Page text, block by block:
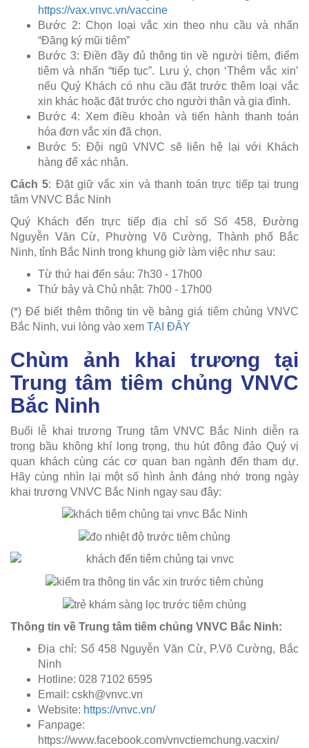
https://vax.vnvc.vn/vaccine
Bước 2: Chọn loại vắc xin theo nhu cầu và nhấn
“Đăng ký mũi tiêm”
Bước 3: Điền đầy đủ thông tin về người tiêm, điểm
tiêm và nhấn “tiếp tục”. Lưu ý, chọn ‘Thêm vắc xin’
nếu Quý Khách có nhu cầu đặt trước thêm loại vắc
xin khác hoặc đặt trước cho người thân và gia đình.
Bước 4: Xem điều khoản và tiến hành thanh toán
hóa đơn vắc xin đã chọn.
Bước 5: Đội ngũ VNVC sẽ liên hệ lại với Khách
hàng để xác nhận.
Cách 5: Đặt giữ vắc xin và thanh toán trực tiếp tại trung
tâm VNVC Bắc Ninh
Quý Khách đến trực tiếp địa chỉ số Số 458, Đường
Nguyễn Văn Cừ, Phường Võ Cường, Thành phố Bắc
Ninh, tỉnh Bắc Ninh trong khung giờ làm việc như sau:
Từ thứ hai đến sáu: 7h30 - 17h00
Thứ bảy và Chủ nhật: 7h00 - 17h00
(*) Để biết thêm thông tin về bảng giá tiêm chủng VNVC
Bắc Ninh, vui lòng vào xem TẠI ĐÂY
Chùm ảnh khai trương tại
Trung tâm tiêm chủng VNVC
Bắc Ninh
Buổi lễ khai trương Trung tâm VNVC Bắc Ninh diễn ra
trong bầu không khí long trọng, thu hút đông đảo Quý vị
quan khách cùng các cơ quan ban ngành đến tham dự.
Hãy cùng nhìn lại một số hình ảnh đáng nhớ trong ngày
khai trương VNVC Bắc Ninh ngay sau đây:
Thông tin về Trung tâm tiêm chủng VNVC Bắc Ninh:
Địa chỉ: Số 458 Nguyễn Văn Cừ, P.Võ Cường, Bắc
Ninh
Hotline: 028 7102 6595
Email: cskh@vnvc.vn
Website: https://vnvc.vn/
Fanpage:
https://www.facebook.com/vnvctiemchung.vacxin/